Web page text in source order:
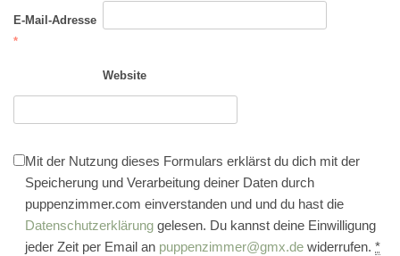
E-Mail-Adresse
*
Website
Mit der Nutzung dieses Formulars erklärst du dich mit der
Speicherung und Verarbeitung deiner Daten durch
puppenzimmer.com einverstanden und und du hast die
Datenschutzerklärung gelesen. Du kannst deine Einwilligung
jeder Zeit per Email an puppenzimmer@gmx.de widerrufen. *